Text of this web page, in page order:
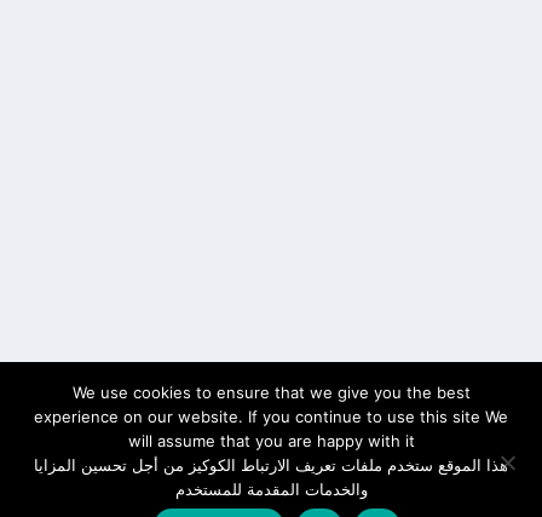
We use cookies to ensure that we give you the best
experience on our website. If you continue to use this site We
will assume that you are happy with it
هذا الموقع ستخدم ملفات تعريف الارتباط الكوكيز من أجل تحسين المزايا
والخدمات المقدمة للمستخدم